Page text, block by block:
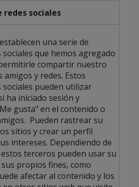
redes sociales
una serie de
sociales que hemos agregado
compartir nuestro
y redes. Estos
sociales pueden utilizar
ha iniciado sesión y
gusta" en el contenido o
Pueden rastrear su
sitios y crear un perfil
intereses. Dependiendo de
terceros pueden usar su
propios fines, como
afectar al contenido y los